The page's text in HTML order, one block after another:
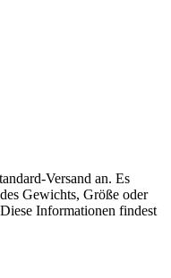
Versand an. Es
Gewichts, Größe oder
Informationen findest